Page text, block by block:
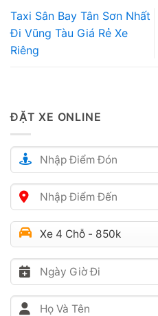
Taxi Sân Bay Tân Sơn Nhất
Đi Vũng Tàu Giá Rẻ Xe
Riêng
ĐẶT XE ONLINE